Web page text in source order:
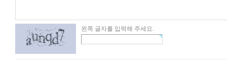
왼쪽 글자를 입력해 주세요.